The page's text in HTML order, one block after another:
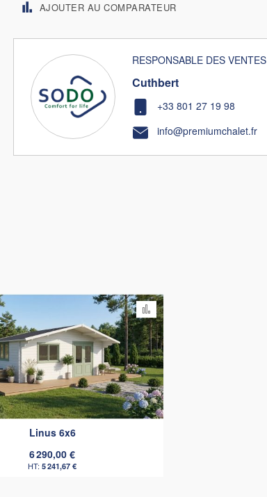
AJOUTER AU COMPARATEUR
RESPONSABLE DES VENTES
Cuthbert
+33 801 27 19 98
info@premiumchalet.fr
Linus 6x6
6 290,00 €
5 241,67 €
Ajouter au comparateur